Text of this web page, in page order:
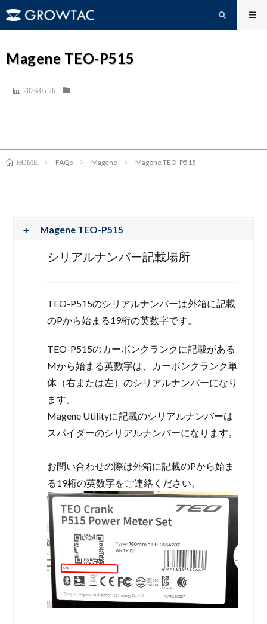
Magene TEO-P515
2026.05.26
HOME FAQs Magene Magene TEO-P515
Magene TEO-P515
シリアルナンバー記載場所
TEO-P515のシリアルナンバーは外箱に記載
のPから始まる19桁の英数字です。
TEO-P515のカーボンクランクに記載がある
Mから始まる英数字は、カーボンクランク単
体（右または左）のシリアルナンバーになり
ます。
Magene Utilityに記載のシリアルナンバーは
スパイダーのシリアルナンバーになります。
お問い合わせの際は外箱に記載のPから始ま
る19桁の英数字をご連絡ください。